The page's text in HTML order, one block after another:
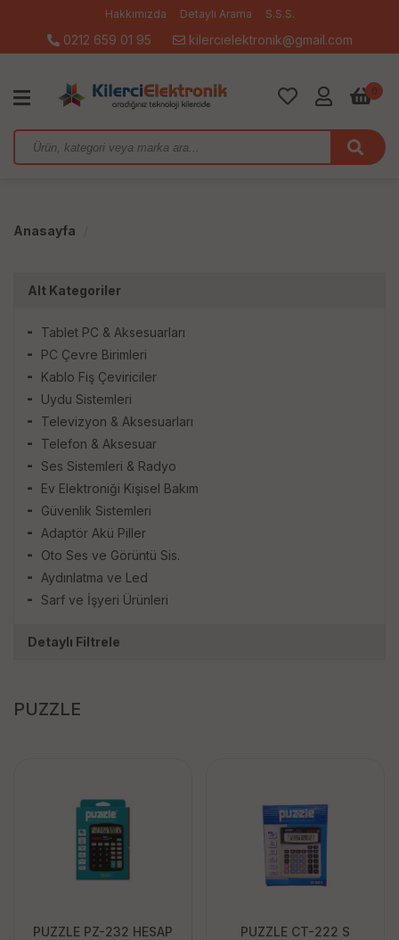
Hakkımızda Detaylı Arama S.S.S.
0212 659 01 95 kilercielektronik@gmail.com
0
Anasayfa
Alt Kategoriler
Tablet PC & Aksesuarları
PC Çevre Birimleri
Kablo Fiş Çeviriciler
Uydu Sistemleri
Televizyon & Aksesuarları
Telefon & Aksesuar
Ses Sistemleri & Radyo
Ev Elektroniği Kişisel Bakım
Güvenlik Sistemleri
Adaptör Akü Piller
Oto Ses ve Görüntü Sis.
Aydınlatma ve Led
Sarf ve İşyeri Ürünleri
Detaylı Filtrele
PUZZLE
PUZZLE PZ-232 HESAP
PUZZLE CT-222 S